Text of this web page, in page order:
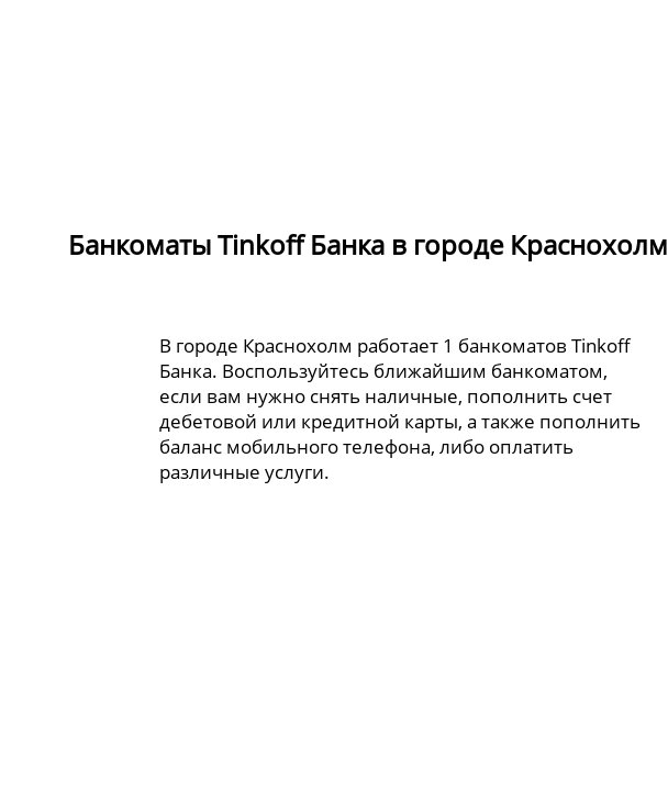
Банкоматы Tinkoff Банка в городе Краснохолм
В городе Краснохолм работает 1 банкоматов Tinkoff
Банка. Воспользуйтесь ближайшим банкоматом,
если вам нужно снять наличные, пополнить счет
дебетовой или кредитной карты, а также пополнить
баланс мобильного телефона, либо оплатить
различные услуги.